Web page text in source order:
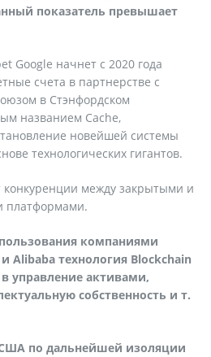
показатель превышает
Google начнет с 2020 года
счета в партнерстве с
в Стэнфордском
названием Cache,
новейшей системы
технологических гигантов.
конкуренции между закрытыми и
платформами.
компаниями
Alibaba технология Blockchain
управление активами,
собственность и т.
по дальнейшей изоляции